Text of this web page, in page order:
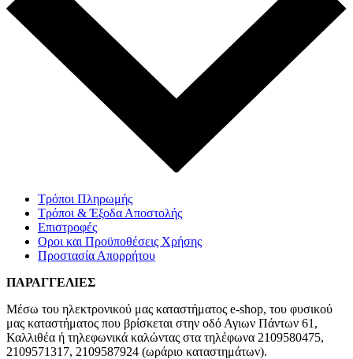
Τρόποι Πληρωμής
Τρόποι & Έξοδα Αποστολής
Επιστροφές
Οροι και Προϋποθέσεις Χρήσης
Προστασία Απορρήτου
ΠΑΡΑΓΓΕΛΙΕΣ
Μέσω του ηλεκτρονικού μας καταστήματος e-shop, του φυσικού
μας καταστήματος που βρίσκεται στην οδό Αγιων Πάντων 61,
Καλλιθέα ή τηλεφωνικά καλώντας στα τηλέφωνα 2109580475,
2109571317, 2109587924 (ωράριο καταστημάτων).